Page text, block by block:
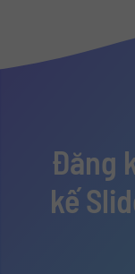
Đăng
kế